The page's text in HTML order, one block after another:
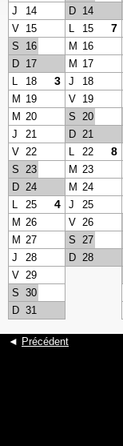
J
14 D 14
V 15 L 15 7
S
16 M 16
D 17 M 17
L
18 3 J 18
M 19 V 19
M 20 S 20
J
21 D 21
V 22 L 22 8
S 23 M 23
D 24 M 24
L
25 4 J 25
M 26 V 26
M 27 S 27
J
28 D 28
V 29
S 30
D 31
◄ Précédent